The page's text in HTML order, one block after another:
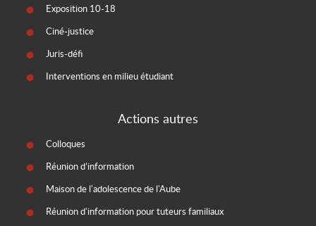
Exposition 10-18
Ciné-justice
Juris-défi
Interventions en milieu étudiant
Actions autres
Colloques
Réunion d’information
Maison de l'adolescence de l'Aube
Réunion d'information pour tuteurs familiaux